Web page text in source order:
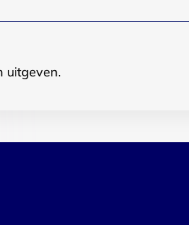
uitgeven.